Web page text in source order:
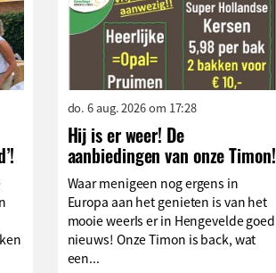
do. 6 aug. 2026 om 17:28
Hij is er weer! De
aanbiedingen van onze Timon!
Waar menigeen nog ergens in
Europa aan het genieten is van het
mooie weerIs er in Hengevelde goed
nieuws! Onze Timon is back, wat
een...